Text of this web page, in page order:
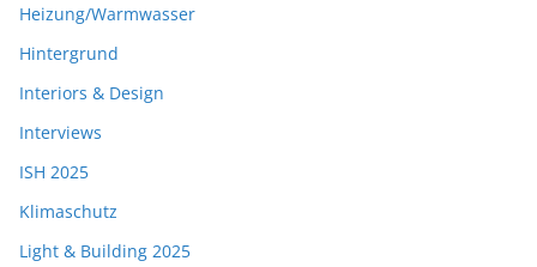
Heizung/Warmwasser
Hintergrund
Interiors & Design
Interviews
ISH 2025
Klimaschutz
Light & Building 2025